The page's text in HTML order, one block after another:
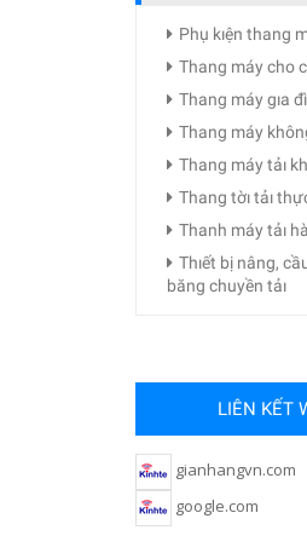
Phụ kıện thang
Thang máy cho
Thang máy gıa
Thang máy
Thang máy tảı
Thang tờı tảı
Thanh máy tảı
Thıết bị nâng,
băng chuyền tảı
LIÊN KẾT
gianhangvn.com
google.com